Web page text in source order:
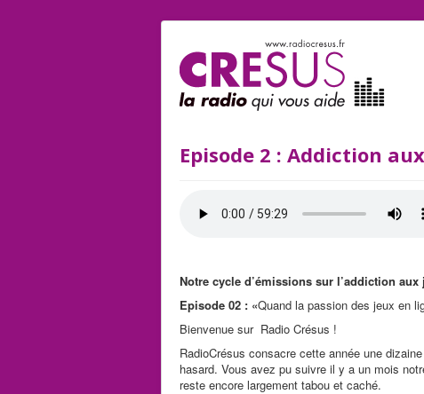
Episode 2 : Addiction
Notre cycle d’émissions sur l’addiction aux
Episode 02 : «Quand la passion des jeux en
Bienvenue sur Radio Crésus !
RadioCrésus consacre cette année une
hasard. Vous avez pu suivre il y a un mois
reste encore largement tabou et caché.